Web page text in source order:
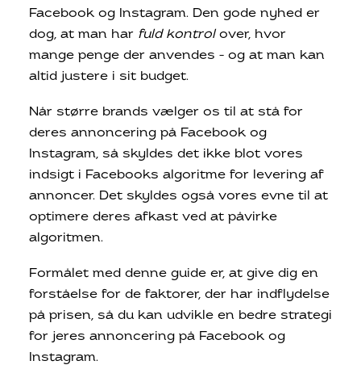
Facebook og Instagram. Den gode nyhed er
dog, at man har fuld kontrolover, hvor
mange penge der anvendes – og at man kan
altid justere i sit budget.
Når større brands vælger os til at stå for
deres annoncering på Facebook og
Instagram, så skyldes det ikke blot vores
indsigt i Facebooks algoritme for levering af
annoncer. Det skyldes også vores evne til at
optimere deres afkast ved at påvirke
algoritmen.
Formålet med denne guide er, at give dig en
forståelse for de faktorer, der har indflydelse
på prisen, så du kan udvikle en bedre strategi
for jeres annoncering på Facebook og
Instagram.